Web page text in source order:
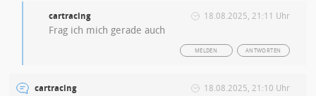
cartracing 18.08.2025, 21:11 Uhr
Frag ich mich gerade auch
ANTWORTEN
MELDEN
cartracing 18.08.2025, 21:10 Uhr